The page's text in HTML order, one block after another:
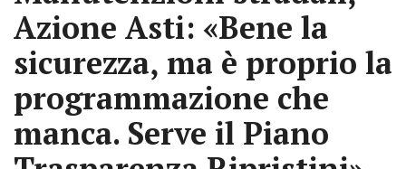
Azione Asti: «Bene la
sicurezza, ma è proprio la
programmazione che
manca. Serve il Piano